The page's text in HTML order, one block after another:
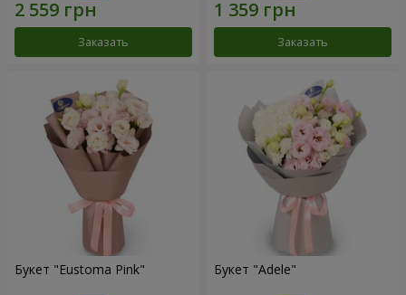
Заказать Заказать
Букет "Eustoma Pink" Букет "Adele"